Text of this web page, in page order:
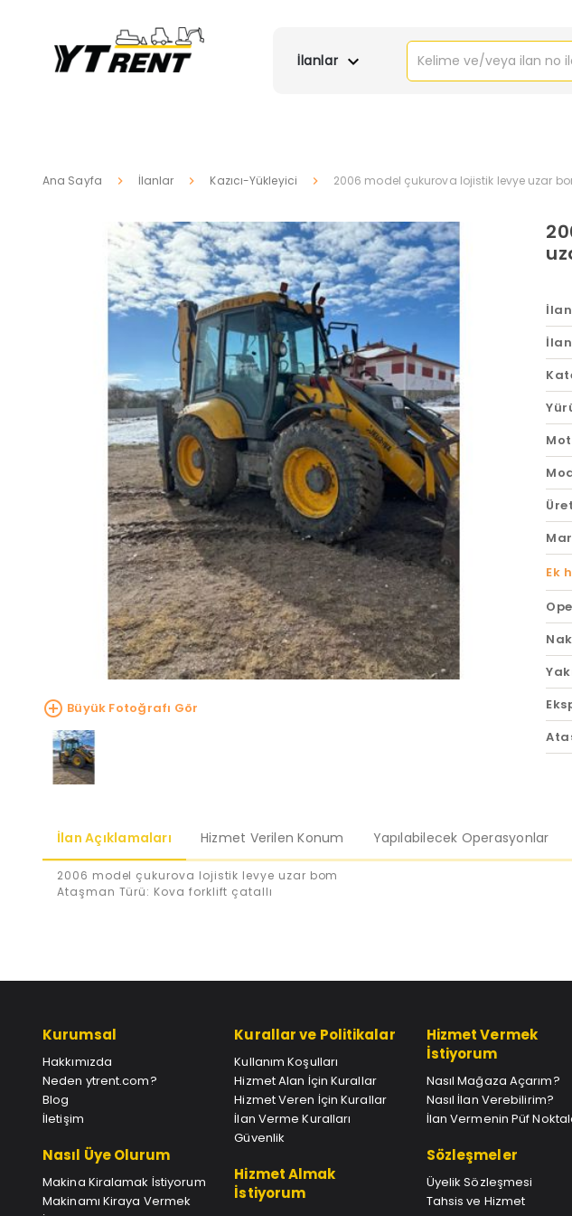
İlanlar
Ana Sayfa İlanlar Kazıcı-Yükleyici 2006 model çukurova lojistik levye uzar
Büyük Fotoğrafı Gör
Ek
İlan Açıklamaları Hizmet Verilen Konum Yapılabilecek Operasyonlar
2006 model çukurova lojistik levye uzar bom
Ataşman Türü: Kova forklift çatallı
Kurumsal
Hakkımızda
Neden ytrent.com?
Blog
İletişim
Nasıl Üye Olurum
Makina Kiralamak İstiyorum
Makinamı Kiraya Vermek
Kurallar ve Politikalar
Kullanım Koşulları
Hizmet Alan İçin Kurallar
Hizmet Veren İçin Kurallar
İlan Verme Kuralları
Güvenlik
Hizmet Almak
İstiyorum
Hizmet Vermek
İstiyorum
Nasıl Mağaza Açarım?
Nasıl İlan Verebilirim?
İlan Vermenin Püf
Sözleşmeler
Üyelik Sözleşmesi
Tahsis ve Hizmet